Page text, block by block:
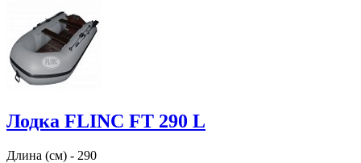
Лодка FLINC FТ 290 L
Длина (см) - 290